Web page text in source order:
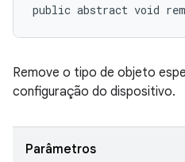
public abstract void
Remove o tipo de objeto
configuração do dispositivo.
Parâmetros